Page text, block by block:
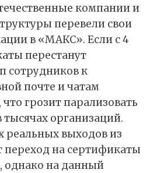
компании и
перевели свои
в «МАКС». Если с 4
перестанут
сотрудников к
почте и чатам
грозит парализовать
организаций.
реальных выходов из
переход на сертификаты
на данный